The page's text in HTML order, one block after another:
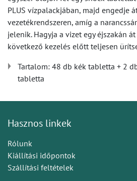
PLUS vízpalackjában, majd engedje
vezetékrendszeren, amíg a
jelenik. Hagyja a vizet egy éjszakán
következő kezelés előtt teljesen
Tartalom: 48 db kék tabletta + 2
tabletta
Hasznos linkek
Rólunk
Kiállítási időpontok
Szállítási feltételek